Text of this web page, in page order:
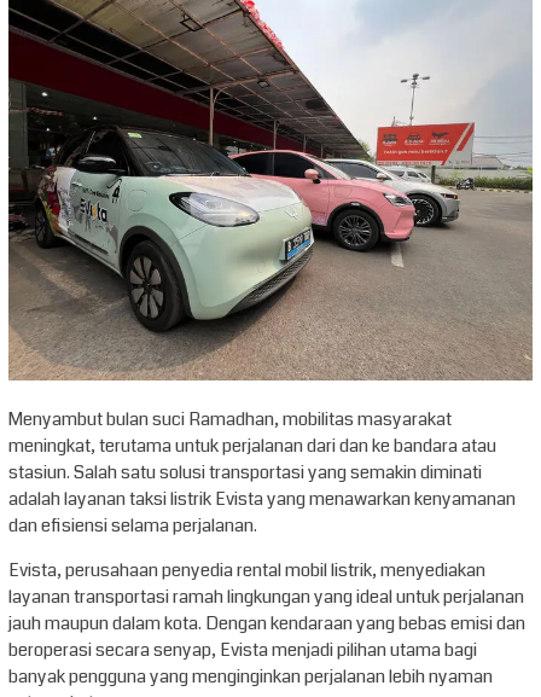
Menyambut bulan suci Ramadhan, mobilitas masyarakat
meningkat, terutama untuk perjalanan dari dan ke bandara atau
stasiun. Salah satu solusi transportasi yang semakin diminati
adalah layanan taksi listrik Evista yang menawarkan kenyamanan
dan efisiensi selama perjalanan.
Evista, perusahaan penyedia rental mobil listrik, menyediakan
layanan transportasi ramah lingkungan yang ideal untuk perjalanan
jauh maupun dalam kota. Dengan kendaraan yang bebas emisi dan
beroperasi secara senyap, Evista menjadi pilihan utama bagi
banyak pengguna yang menginginkan perjalanan lebih nyaman